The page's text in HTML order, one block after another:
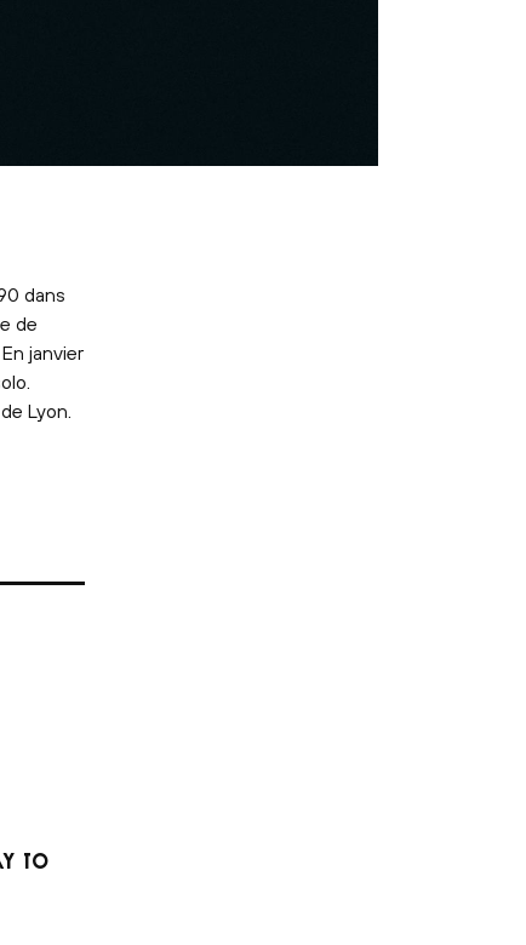
dans
de
janvier
Lyon.
to